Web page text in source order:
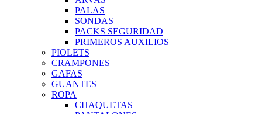
PALAS
SONDAS
PACKS SEGURIDAD
PRIMEROS AUXILIOS
PIOLETS
CRAMPONES
GAFAS
GUANTES
ROPA
CHAQUETAS